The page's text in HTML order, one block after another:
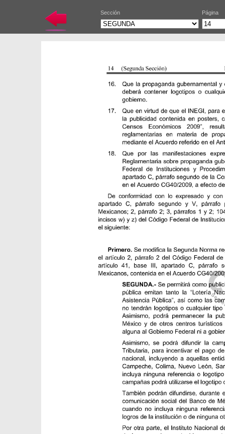
Sección Página